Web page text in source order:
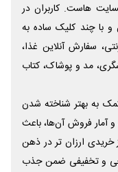
‌هاست. کاربران در
و با چند کلیک ساده به
سفارش آنلاین غذا،
مد و پوشاک، کتاب
کمک به بهتر شناخته شدن
آمار فروش آن‌ها، باعث
ارزان تر در ذهن
و تخفیفی ضمن جذب